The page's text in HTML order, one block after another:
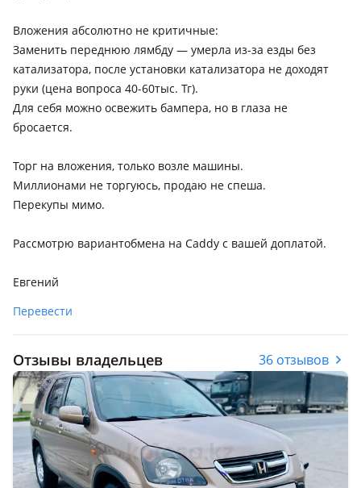
Вложения абсолютно не критичные:
Заменить переднюю лямбду — умерла из-за езды без
катализатора, после установки катализатора не доходят
руки (цена вопроса 40-60тыс. Тг).
Для себя можно освежить бампера, но в глаза не
бросается.
Торг на вложения, только возле машины.
Миллионами не торгуюсь, продаю не спеша.
Перекупы мимо.
Рассмотрю вариантобмена на Caddy с вашей доплатой.
Евгений
Перевести
Отзывы владельцев 36 отзывов